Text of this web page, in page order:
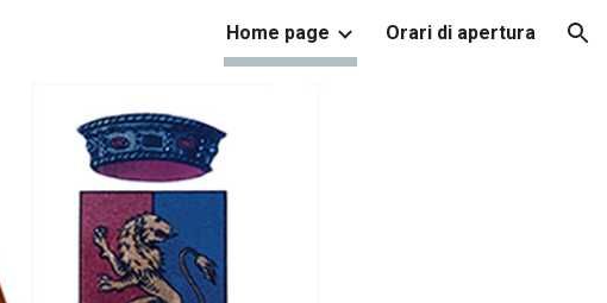
Home page Orari di apertura